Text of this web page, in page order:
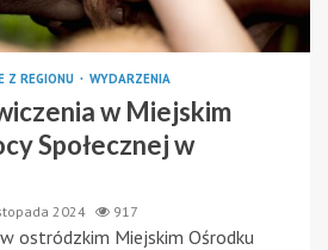
Z REGIONU WYDARZENIA
w Miejskim
Społecznej w
2024 917
ostródzkim Miejskim Ośrodku